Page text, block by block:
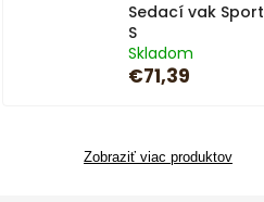
Sedací vak Sport
S
Skladom
€71,39
Zobraziť viac produktov